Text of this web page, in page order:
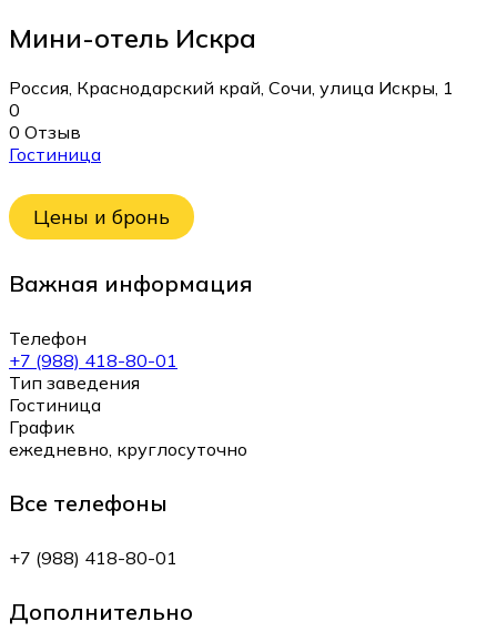
Мини-отель Искра
Россия, Краснодарский край, Сочи, улица Искры, 1
0
0 Отзыв
Гостиница
Цены и бронь
Важная информация
Телефон
+7 (988) 418-80-01
Тип заведения
Гостиница
График
ежедневно, круглосуточно
Все телефоны
+7 (988) 418-80-01
Дополнительно